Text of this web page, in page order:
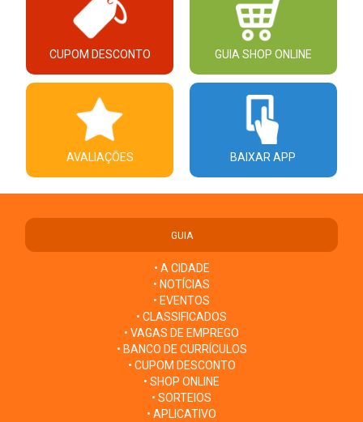
CUPOM DESCONTO GUIA SHOP ONLINE
AVALIAÇÕES BAIXAR APP
GUIA
• A CIDADE
• NOTÍCIAS
• EVENTOS
• CLASSIFICADOS
• VAGAS DE EMPREGO
• BANCO DE CURRÍCULOS
• CUPOM DESCONTO
• SHOP ONLINE
• SORTEIOS
• APLICATIVO